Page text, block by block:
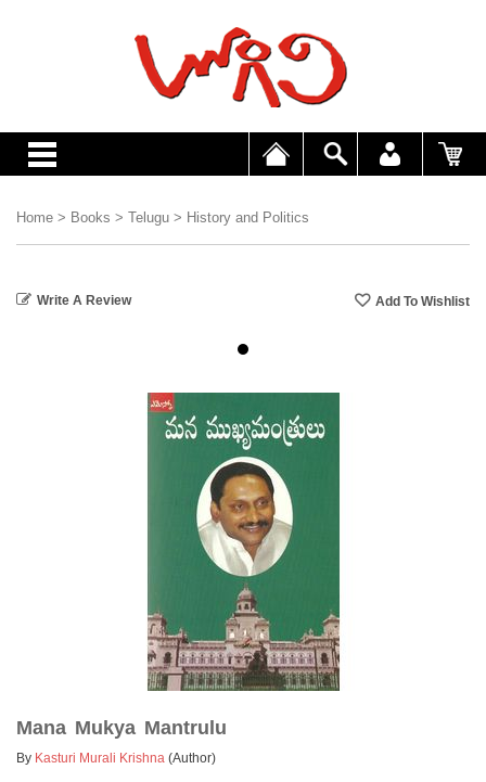
Home > Books > Telugu > History and Politics
Write A Review
Mana Mukya Mantrulu
By Kasturi Murali Krishna (Author)